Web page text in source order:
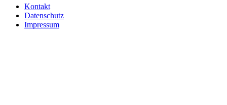
Kontakt
Datenschutz
Impressum